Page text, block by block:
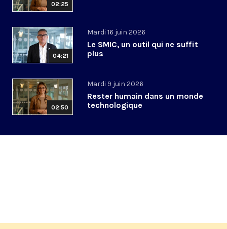
02:25
04:21
Mardi 16 juin 2026
Le SMIC, un outil qui ne suffit
plus
02:50
Mardi 9 juin 2026
Rester humain dans un monde
technologique